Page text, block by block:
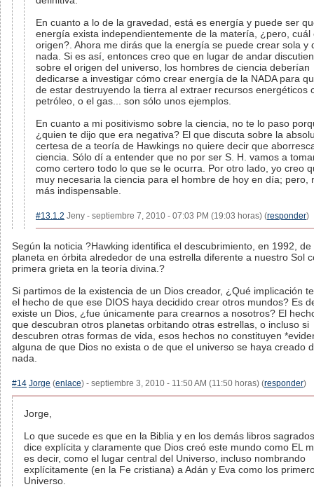
En cuanto a lo de la gravedad, está es energía y puede ser
energía exista independientemente de la matería, ¿pero, cuál
origen?. Ahora me dirás que la energía se puede crear sola y
nada. Si es así, entonces creo que en lugar de andar
sobre el origen del universo, los hombres de ciencia deberían
dedicarse a investigar cómo crear energía de la NADA para
de estar destruyendo la tierra al extraer recursos energéticos
petróleo, o el gas... son sólo unos ejemplos.
En cuanto a mi positivismo sobre la ciencia, no te lo paso
¿quien te dijo que era negativa? El que discuta sobre la
certesa de a teoría de Hawkings no quiere decir que
ciencia. Sólo dí a entender que no por ser S. H. vamos a
como certero todo lo que se le ocurra. Por otro lado, yo creo
muy necesaria la ciencia para el hombre de hoy en día; pero,
más indispensable.
#13.1.2 Jeny - septiembre 7, 2010 - 07:03 PM (19:03 horas) (responder)
Según la noticia ?Hawking identifica el descubrimiento, en 1992, de
planeta en órbita alrededor de una estrella diferente a nuestro Sol
primera grieta en la teoría divina.?
Si partimos de la existencia de un Dios creador, ¿Qué implicación
el hecho de que ese DIOS haya decidido crear otros mundos? Es
existe un Dios, ¿fue únicamente para crearnos a nosotros? El
que descubran otros planetas orbitando otras estrellas, o incluso si
descubren otras formas de vida, esos hechos no constituyen
alguna de que Dios no exista o de que el universo se haya creado
nada.
#14 Jorge (enlace) - septiembre 3, 2010 - 11:50 AM (11:50 horas) (responder)
Jorge,
Lo que sucede es que en la Biblia y en los demás libros
dice explícita y claramente que Dios creó este mundo como EL
es decir, como el lugar central del Universo, incluso nombrando
explícitamente (en la Fe cristiana) a Adán y Eva como los
Universo.